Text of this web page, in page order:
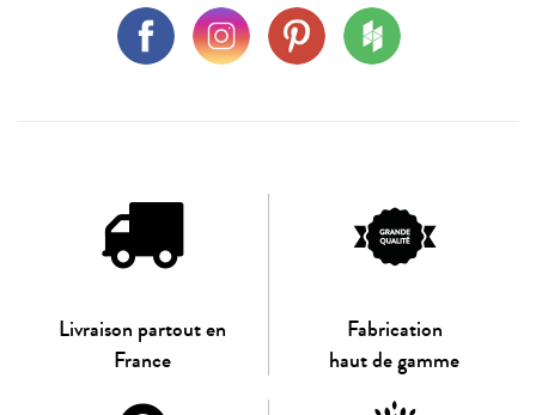
Livraison partout en
France
Fabrication
haut de gamme